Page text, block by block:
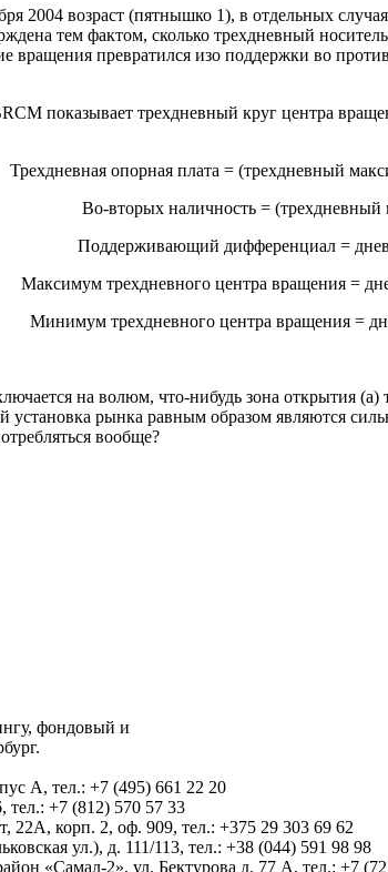
2004 возраст (пятнышко 1), в отдельных
тем фактом, сколько трехдневный
вращения превратился изо поддержки во
показывает трехдневный круг центра
Трехдневная опорная плата = (трехдневный
Во-вторых наличность =
Поддерживающий дифференциал =
Максимум трехдневного центра вращения =
Минимум трехдневного центра вращения =
на волюм, что-нибудь зона открытия
установка рынка равным образом являются
вообще?
фондовый и
А, тел.: +7 (495) 661 22 20
тел.: +7 (812) 570 57 33
22А, корп. 2, оф. 909, тел.: +375 29 303 69 62
ул.), д. 111/113, тел.: +38 (044) 591 98 98
«Самал-2», ул. Бектурова д. 77 А, тел.: +7